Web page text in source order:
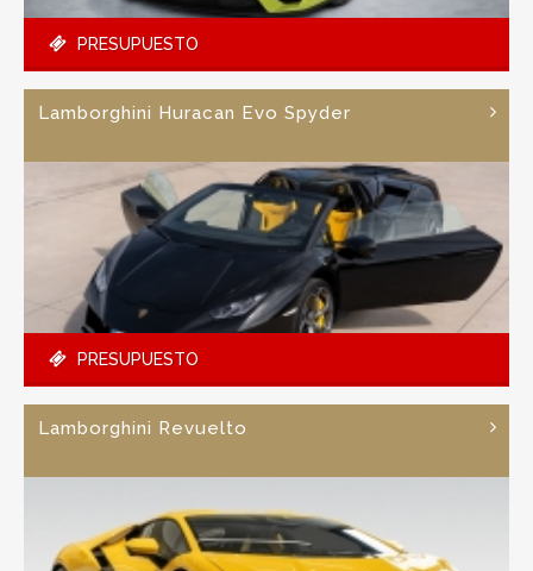
PRESUPUESTO
Lamborghini Huracan Evo Spyder
PRESUPUESTO
Lamborghini Revuelto